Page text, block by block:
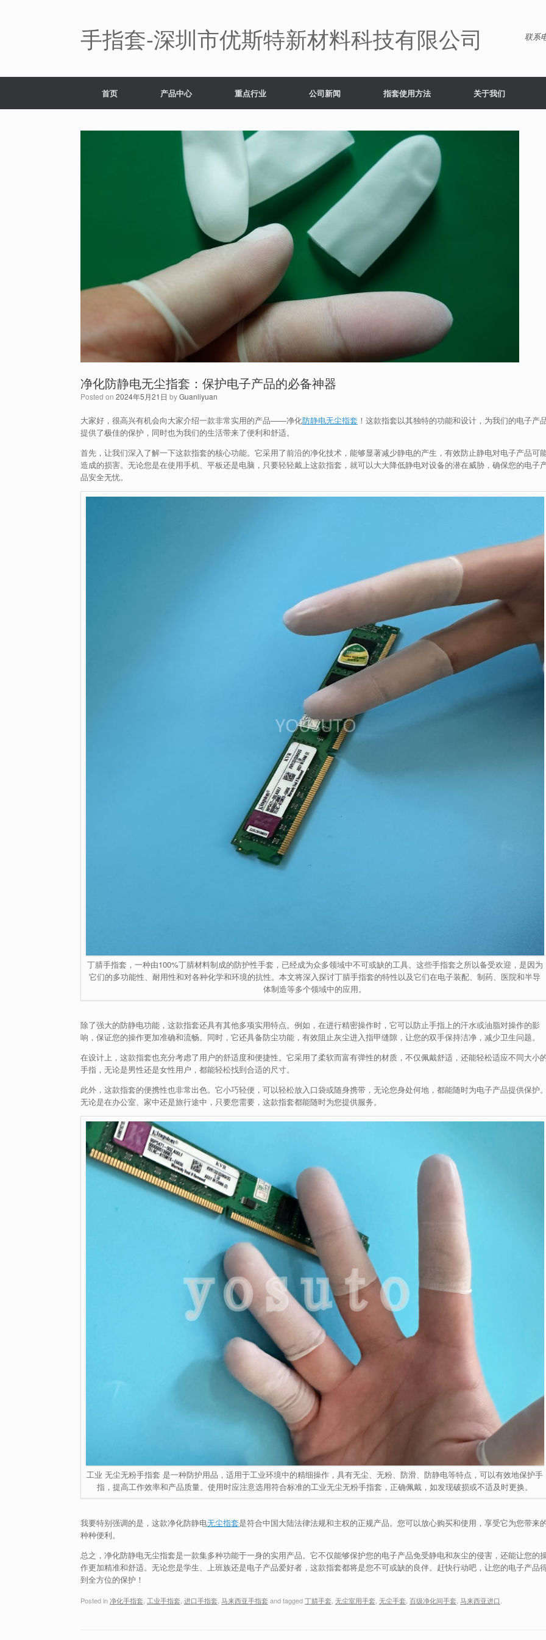
手指套-深圳市优斯特新材料科技有限公司 联系
首页 产品中心 重点行业 公司新闻 指套使用方法 关于我们
净化防静电无尘指套：保护电子产品的必备神器
Posted on 2024年5月21日 byGuanliyuan
大家好，很高兴有机会向大家介绍一款非常实用的产品——净化防静电无尘指套 ！这款指套以其独特的功能和设计，为我们的电子产
提供了极佳的保护，同时也为我们的生活带来了便利和舒适。
首先，让我们深入了解一下这款指套的核心功能。它采用了前沿的净化技术，能够显著减少静电的产生，有效防止静电对电子产品可
造成的损害。无论您是在使用手机、平板还是电脑，只要轻轻戴上这款指套，就可以大大降低静电对设备的潜在威胁，确保您的电子
品安全无忧。
丁腈手指套，一种由100%丁腈材料制成的防护性手套，已经成为众多领域中不可或缺的工具。这些手指套之所以备受欢迎，是因为
它们的多功能性、耐用性和对各种化学和环境的抗性。本文将深入探讨丁腈手指套的特性以及它们在电子装配、制药、医院和半导
体制造等多个领域中的应用。
除了强大的防静电功能，这款指套还具有其他多项实用特点。例如，在进行精密操作时，它可以防止手指上的汗水或油脂对操作的影
响，保证您的操作更加准确和流畅。同时，它还具备防尘功能，有效阻止灰尘进入指甲缝隙，让您的双手保持洁净，减少卫生问题。
在设计上，这款指套也充分考虑了用户的舒适度和便捷性。它采用了柔软而富有弹性的材质，不仅佩戴舒适，还能轻松适应不同大小
手指，无论是男性还是女性用户，都能轻松找到合适的尺寸。
此外，这款指套的便携性也非常出色。它小巧轻便，可以轻松放入口袋或随身携带，无论您身处何地，都能随时为电子产品提供保护
无论是在办公室、家中还是旅行途中，只要您需要，这款指套都能随时为您提供服务。
工业 无尘无粉手指套 是一种防护用品，适用于工业环境中的精细操作，具有无尘、无粉、防滑、防静电等特点，可以有效地保护手
指，提高工作效率和产品质量。使用时应注意选用符合标准的工业无尘无粉手指套，正确佩戴，如发现破损或不适及时更换。
我要特别强调的是，这款净化防静电无尘指套是符合中国大陆法律法规和主权的正规产品。您可以放心购买和使用，享受它为您带来
种种便利。
总之，净化防静电无尘指套是一款集多种功能于一身的实用产品。它不仅能够保护您的电子产品免受静电和灰尘的侵害，还能让您的
作更加精准和舒适。无论您是学生、上班族还是电子产品爱好者，这款指套都将是您不可或缺的良伴。赶快行动吧，让您的电子产品
到全方位的保护！
Posted in净化手指套, 工业手指套, 进口手指套, 马来西亚手指套and tagged丁腈手套, 无尘室用手套, 无尘手套, 百级净化间手套, 马来西亚进口.